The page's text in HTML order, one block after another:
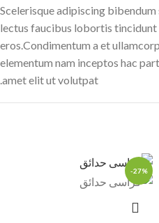
Scelerisque adipiscing bibendum
lectus faucibus lobortis tincidunt
eros.Condimentum a et
elementum nam inceptos hac
amet elit ut volutpat.
-27%